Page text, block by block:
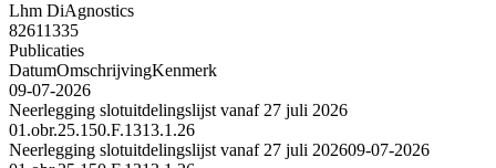
Lhm DiAgnostics
82611335
Publicaties
DatumOmschrijvingKenmerk
09-07-2026
Neerlegging slotuitdelingslijst vanaf 27 juli 2026
01.obr.25.150.F.1313.1.26
Neerlegging slotuitdelingslijst vanaf 27 juli 202609-07-2026